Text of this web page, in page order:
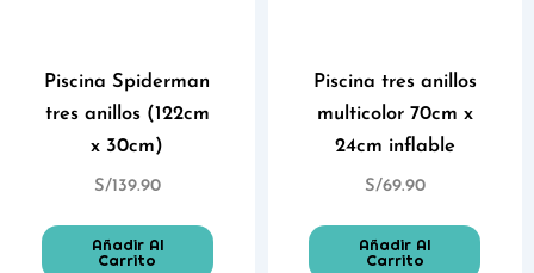
Piscina Spiderman
tres anillos (122cm
x 30cm)
S/139.90
Añadir Al
Carrito
Piscina tres anillos
multicolor 70cm x
24cm inflable
S/69.90
Añadir Al
Carrito